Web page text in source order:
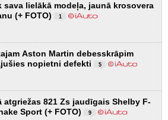
sava lielākā modeļa, jaunā krosovera
(+ FOTO)
1
Aston Martin debesskrāpim
nopietni defekti
5
atgriežas 821 Zs jaudīgais Shelby F-
Sport (+ FOTO)
9